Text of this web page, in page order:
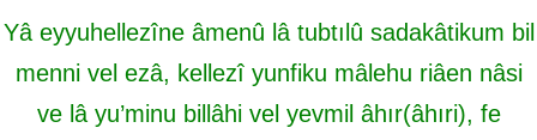
Yâ eyyuhellezîne âmenû lâ tubtılû sadakâtikum bil
menni vel ezâ, kellezî yunfiku mâlehu riâen nâsi
ve lâ yu’minu billâhi vel yevmil âhır(âhıri), fe